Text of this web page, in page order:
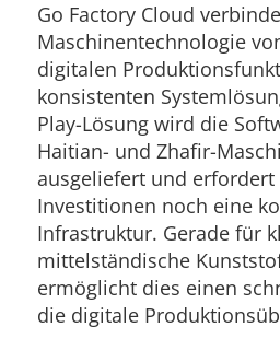
Go Factory Cloud
Maschinentechnologie
digitalen
konsistenten
Play-Lösung wird die
Haitian- und Zhafir-
ausgeliefert und
Investitionen noch eine
Infrastruktur. Gerade für
mittelständische
ermöglicht dies einen
die digitale